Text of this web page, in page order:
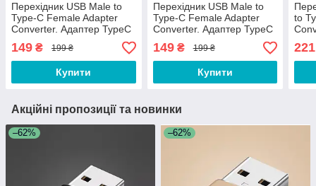
Перехідник USB Male to
Type-C Female Adapter
Converter. Адаптер TypeC
(мама) - USB (тато)
Червоний CV11GF
149 ₴ 199 ₴
Купити
Перехідник USB Male to
Type-C Female Adapter
Converter. Адаптер TypeC
(мама) - USB (тато)
Чорний CV11GF
149₴ 199 ₴
Купити
to
221
Акційні пропозиції та новинки
–62% –62%